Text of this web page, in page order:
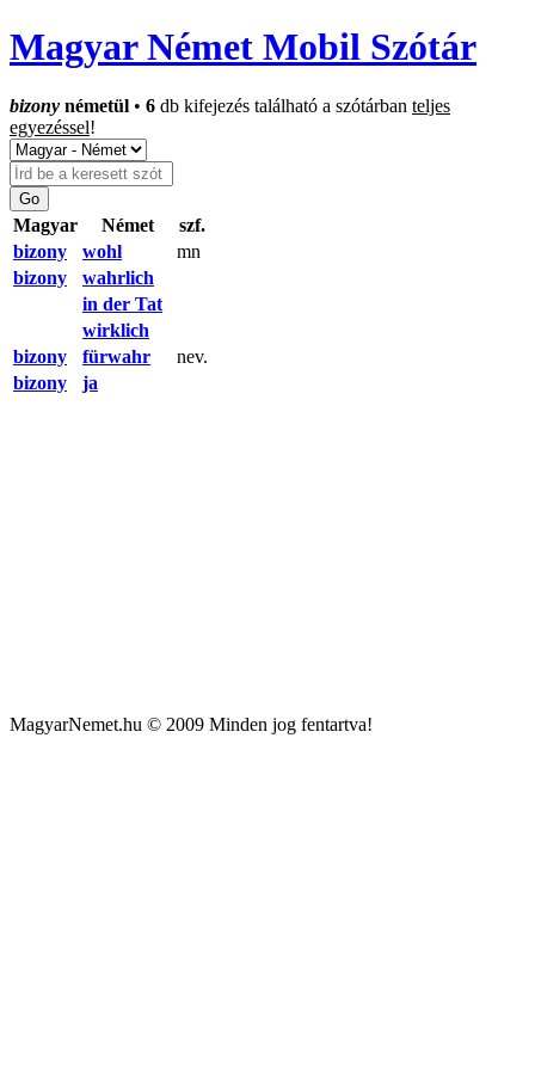
Magyar Német Mobil Szótár
bizony németül • 6 db kifejezés található a szótárban teljes
egyezéssel!
Magyar Német
szf.
bizony
wohl
mn
bizony
wahrlich
in der Tat
wirklich
bizony
fürwahr
nev.
bizony
ja
MagyarNemet.hu © 2009 Minden jog fentartva!